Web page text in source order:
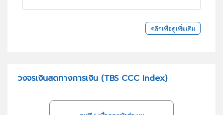
คลิกเพื่อดูเพิ่มเติม
วงจรเงินสดทางการเงิน (TBS CCC Index)